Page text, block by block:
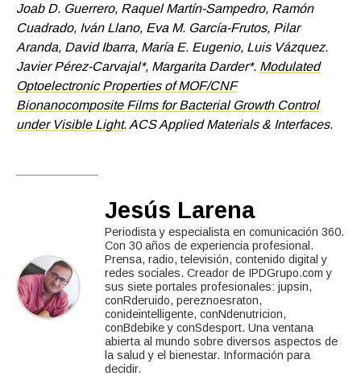
Joab D. Guerrero, Raquel Martín-Sampedro, Ramón
Cuadrado, Iván Llano, Eva M. García-Frutos, Pilar
Aranda, David Ibarra, María E. Eugenio, Luis Vázquez.
Javier Pérez-Carvajal*, Margarita Darder*. Modulated
Optoelectronic Properties of MOF/CNF
Bionanocomposite Films for Bacterial Growth Control
under Visible Light. ACS Applied Materials & Interfaces.
Jesús Larena
Periodista y especialista en comunicación 360.
Con 30 años de experiencia profesional.
Prensa, radio, televisión, contenido digital y
redes sociales. Creador de IPDGrupo.com y
sus siete portales profesionales: jupsin,
conRderuido, pereznoesraton,
conideintelligente, conNdenutricion,
conBdebike y conSdesport. Una ventana
abierta al mundo sobre diversos aspectos de
la salud y el bienestar. Información para
decidir.